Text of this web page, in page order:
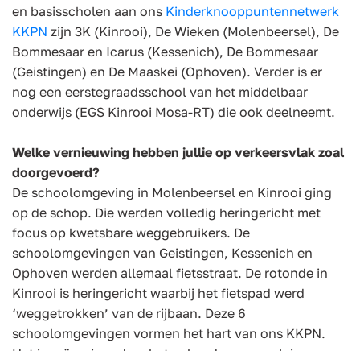
en basisscholen aan ons Kinderknooppuntennetwerk
KKPN zijn 3K (Kinrooi), De Wieken (Molenbeersel), De
Bommesaar en Icarus (Kessenich), De Bommesaar
(Geistingen) en De Maaskei (Ophoven). Verder is er
nog een eerstegraadsschool van het middelbaar
onderwijs (EGS Kinrooi Mosa-RT) die ook deelneemt.
Welke vernieuwing hebben jullie op verkeersvlak zoal
doorgevoerd?
De schoolomgeving in Molenbeersel en Kinrooi ging
op de schop. Die werden volledig heringericht met
focus op kwetsbare weggebruikers. De
schoolomgevingen van Geistingen, Kessenich en
Ophoven werden allemaal fietsstraat. De rotonde in
Kinrooi is heringericht waarbij het fietspad werd
‘weggetrokken’ van de rijbaan. Deze 6
schoolomgevingen vormen het hart van ons KKPN.